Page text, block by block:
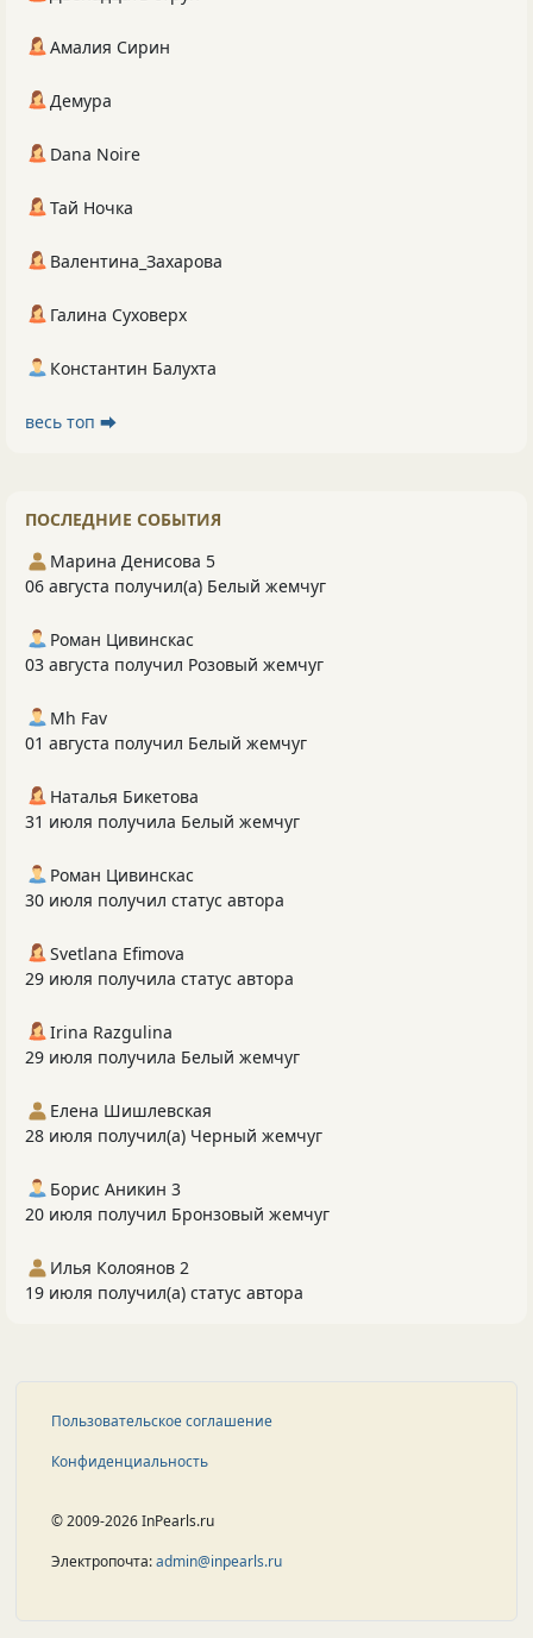
Амалия Сирин
Демура
Dana Noire
Тай Ночка
Валентина_Захарова
Галина Суховерх
Константин Балухта
весь топ ⮕
ПОСЛЕДНИЕ СОБЫТИЯ
Марина Денисова 5
06 августа получил(а) Белый жемчуг
Роман Цивинскас
03 августа получил Розовый жемчуг
Mh Fav
01 августа получил Белый жемчуг
Наталья Бикетова
31 июля получила Белый жемчуг
Роман Цивинскас
30 июля получил статус автора
Svetlana Efimova
29 июля получила статус автора
Irina Razgulina
29 июля получила Белый жемчуг
Елена Шишлевская
28 июля получил(а) Черный жемчуг
Борис Аникин 3
20 июля получил Бронзовый жемчуг
Илья Колоянов 2
19 июля получил(а) статус автора
Пользовательское соглашение
Конфиденциальность
© 2009-2026 InPearls.ru
Электропочта:admin@inpearls.ru